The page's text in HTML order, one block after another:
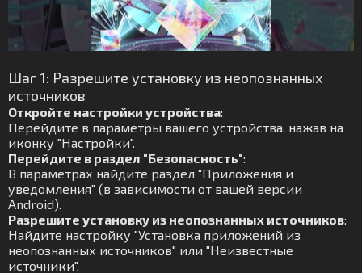
Шаг 1: Разрешите установку из неопознанных
источников
Откройте настройки устройства:
Перейдите в параметры вашего устройства, нажав на
иконку "Настройки".
Перейдите в раздел "Безопасность":
В параметрах найдите раздел "Приложения и
уведомления" (в зависимости от вашей версии
Android).
Разрешите установку из неопознанных источников:
Найдите настройку "Установка приложений из
неопознанных источников" или "Неизвестные
источники".